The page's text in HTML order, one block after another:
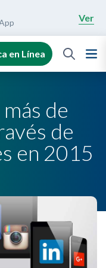
Ver
en Línea
de
de
en 2015